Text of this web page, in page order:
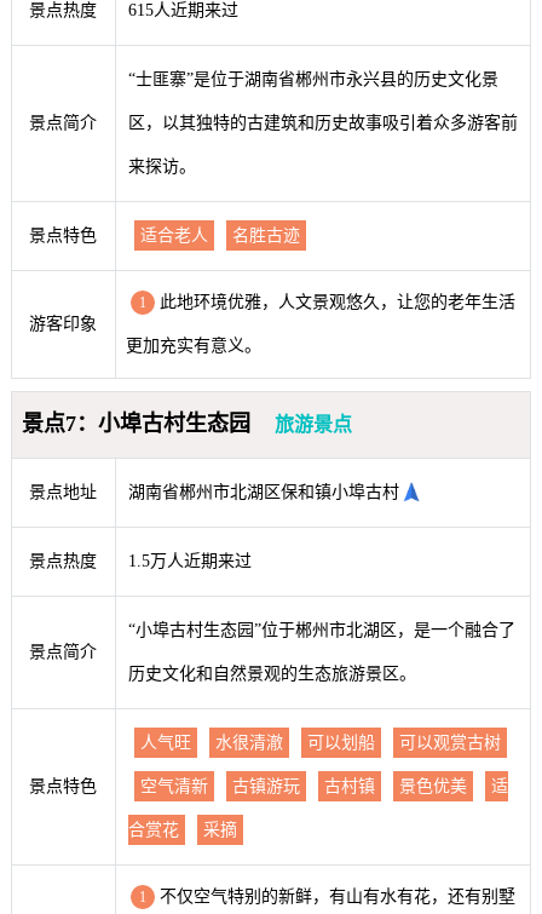
景点热度 615人近期来过
景点简介
“士匪寨”是位于湖南省郴州市永兴县的历史文化景
区，以其独特的古建筑和历史故事吸引着众多游客前
来探访。
景点特色 适合老人 名胜古迹
游客印象
1 此地环境优雅，人文景观悠久，让您的老年生活
更加充实有意义。
景点7：小埠古村生态园 旅游景点
景点地址 湖南省郴州市北湖区保和镇小埠古村
景点热度 1.5万人近期来过
景点简介
“小埠古村生态园”位于郴州市北湖区，是一个融合了
历史文化和自然景观的生态旅游景区。
景点特色
人气旺 水很清澈 可以划船 可以观赏古树
空气清新 古镇游玩 古村镇 景色优美 适
合赏花 采摘
1 不仅空气特别的新鲜，有山有水有花，还有别墅